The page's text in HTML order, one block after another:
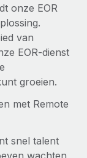
onze EOR
van
EOR-dienst
groeien.
met Remote
snel talent
wachten